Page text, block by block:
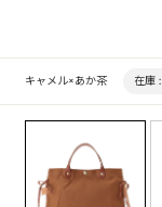
キャメル×あか茶 在庫 :